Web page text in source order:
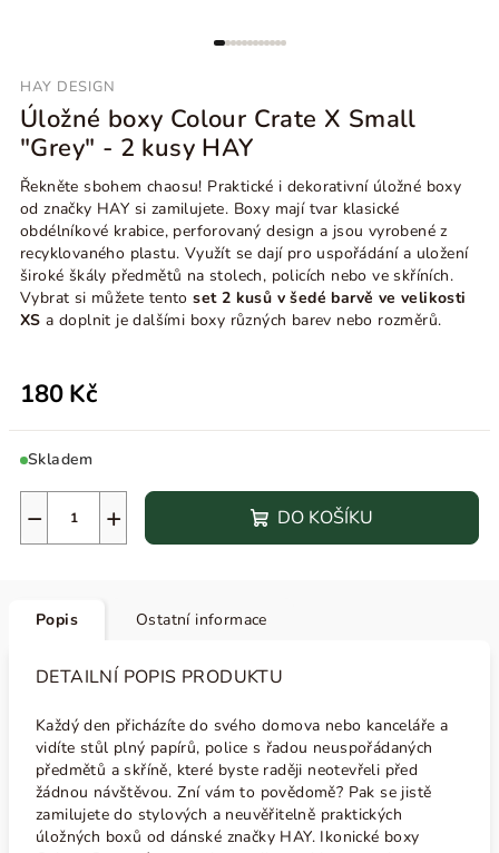
HAY DESIGN
Úložné boxy Colour Crate X Small
"Grey" - 2 kusy HAY
Řekněte sbohem chaosu! Praktické i dekorativní úložné boxy
od značky HAY si zamilujete. Boxy mají tvar klasické
obdélníkové krabice, perforovaný design a jsou vyrobené z
recyklovaného plastu. Využít se dají pro uspořádání a uložení
široké škály předmětů na stolech, policích nebo ve skříních.
Vybrat si můžete tentoset 2 kusů v šedé barvě ve velikosti
XS a doplnit je dalšími boxy různých barev nebo rozměrů.
180 Kč
Skladem
+
− DO KOŠÍKU
Popis Ostatní informace
DETAILNÍ POPIS PRODUKTU
Každý den přicházíte do svého domova nebo kanceláře a
vidíte stůl plný papírů, police s řadou neuspořádaných
předmětů a skříně, které byste raději neotevřeli před
žádnou návštěvou. Zní vám to povědomě? Pak se jistě
zamilujete do stylových a neuvěřitelně praktických
úložných boxů od dánské značky HAY. Ikonické boxy